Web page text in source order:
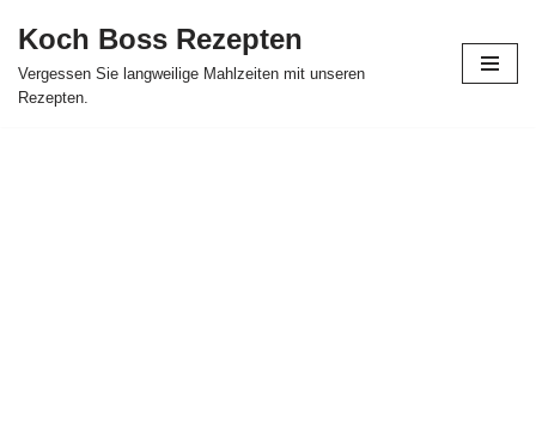
Skip
to
Koch Boss Rezepten
Vergessen Sie langweilige Mahlzeiten mit unseren
Rezepten.